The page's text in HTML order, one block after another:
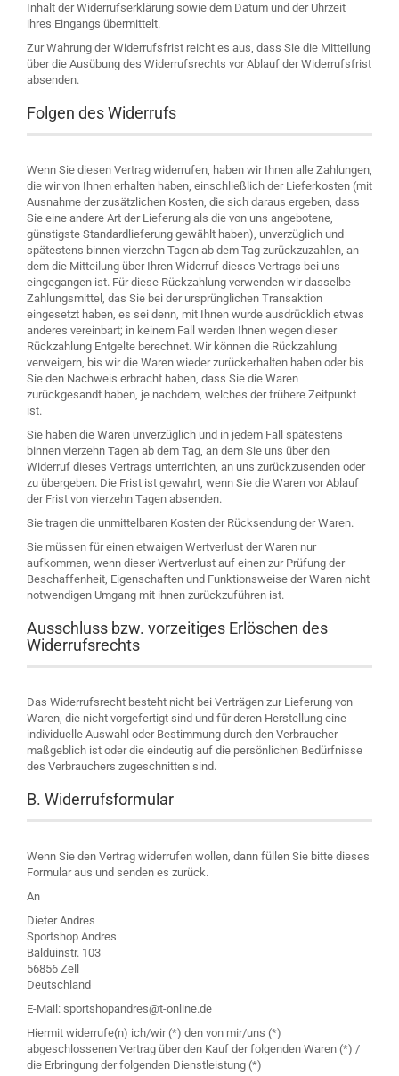
Inhalt der Widerrufserklärung sowie dem Datum und der Uhrzeit
ihres Eingangs übermittelt.
Zur Wahrung der Widerrufsfrist reicht es aus, dass Sie die Mitteilung
über die Ausübung des Widerrufsrechts vor Ablauf der Widerrufsfrist
absenden.
Folgen des Widerrufs
Wenn Sie diesen Vertrag widerrufen, haben wir Ihnen alle Zahlungen,
die wir von Ihnen erhalten haben, einschließlich der Lieferkosten (mit
Ausnahme der zusätzlichen Kosten, die sich daraus ergeben, dass
Sie eine andere Art der Lieferung als die von uns angebotene,
günstigste Standardlieferung gewählt haben), unverzüglich und
spätestens binnen vierzehn Tagen ab dem Tag zurückzuzahlen, an
dem die Mitteilung über Ihren Widerruf dieses Vertrags bei uns
eingegangen ist. Für diese Rückzahlung verwenden wir dasselbe
Zahlungsmittel, das Sie bei der ursprünglichen Transaktion
eingesetzt haben, es sei denn, mit Ihnen wurde ausdrücklich etwas
anderes vereinbart; in keinem Fall werden Ihnen wegen dieser
Rückzahlung Entgelte berechnet. Wir können die Rückzahlung
verweigern, bis wir die Waren wieder zurückerhalten haben oder bis
Sie den Nachweis erbracht haben, dass Sie die Waren
zurückgesandt haben, je nachdem, welches der frühere Zeitpunkt
ist.
Sie haben die Waren unverzüglich und in jedem Fall spätestens
binnen vierzehn Tagen ab dem Tag, an dem Sie uns über den
Widerruf dieses Vertrags unterrichten, an uns zurückzusenden oder
zu übergeben. Die Frist ist gewahrt, wenn Sie die Waren vor Ablauf
der Frist von vierzehn Tagen absenden.
Sie tragen die unmittelbaren Kosten der Rücksendung der Waren.
Sie müssen für einen etwaigen Wertverlust der Waren nur
aufkommen, wenn dieser Wertverlust auf einen zur Prüfung der
Beschaffenheit, Eigenschaften und Funktionsweise der Waren nicht
notwendigen Umgang mit ihnen zurückzuführen ist.
Ausschluss bzw. vorzeitiges Erlöschen des
Widerrufsrechts
Das Widerrufsrecht besteht nicht bei Verträgen zur Lieferung von
Waren, die nicht vorgefertigt sind und für deren Herstellung eine
individuelle Auswahl oder Bestimmung durch den Verbraucher
maßgeblich ist oder die eindeutig auf die persönlichen Bedürfnisse
des Verbrauchers zugeschnitten sind.
B. Widerrufsformular
Wenn Sie den Vertrag widerrufen wollen, dann füllen Sie bitte dieses
Formular aus und senden es zurück.
An
Dieter Andres
Sportshop Andres
Balduinstr. 103
56856 Zell
Deutschland
E-Mail: sportshopandres@t-online.de
Hiermit widerrufe(n) ich/wir (*) den von mir/uns (*)
abgeschlossenen Vertrag über den Kauf der folgenden Waren (*) /
die Erbringung der folgenden Dienstleistung (*)